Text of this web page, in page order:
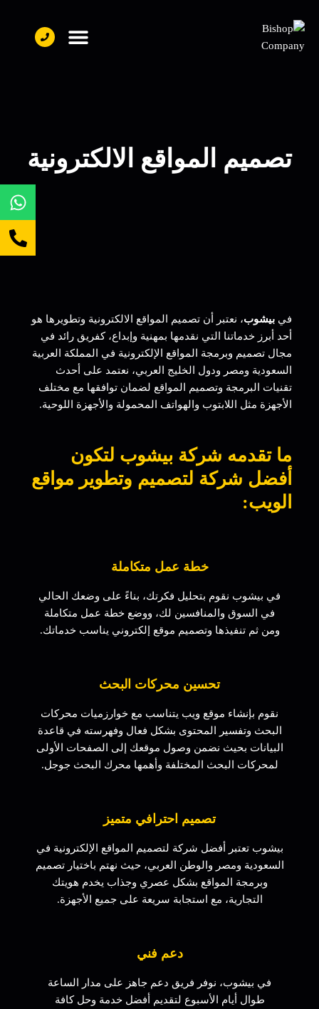
تصميم المواقع الالكترونية
في بيشوب، نعتبر أن تصميم المواقع الالكترونية وتطويرها هو
أحد أبرز خدماتنا التي نقدمها بمهنية وإبداع، كفريق رائد في
مجال تصميم وبرمجة المواقع الإلكترونية في المملكة العربية
السعودية ومصر ودول الخليج العربي، نعتمد على أحدث
تقنيات البرمجة وتصميم المواقع لضمان توافقها مع مختلف
الأجهزة مثل اللابتوب والهواتف المحمولة والأجهزة اللوحية.
ما تقدمه شركة بيشوب لتكون
أفضل شركة لتصميم وتطوير مواقع
الويب:
خطة عمل متكاملة
في بيشوب نقوم بتحليل فكرتك، بناءً على وضعك الحالي
في السوق والمنافسين لك، ووضع خطة عمل متكاملة
ومن ثم تنفيذها وتصميم موقع إلكتروني يناسب خدماتك.
تحسين محركات البحث
نقوم بإنشاء موقع ويب يتناسب مع خوارزميات محركات
البحث وتفسير المحتوى بشكل فعال وفهرسته في قاعدة
البيانات بحيث نضمن وصول موقعك إلى الصفحات الأولى
لمحركات البحث المختلفة وأهمها محرك البحث جوجل.
تصميم احترافي متميز
بيشوب تعتبر أفضل شركة لتصميم المواقع الإلكترونية في
السعودية ومصر والوطن العربي، حيث نهتم باختيار تصميم
وبرمجة المواقع بشكل عصري وجذاب يخدم هويتك
التجارية، مع استجابة سريعة على جميع الأجهزة.
دعم فني
في بيشوب، نوفر فريق دعم جاهز على مدار الساعة
طوال أيام الأسبوع لتقديم أفضل خدمة وحل كافة